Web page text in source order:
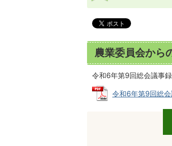
農業委員会から
令和6年第9回総会議事録
令和6年第9回総